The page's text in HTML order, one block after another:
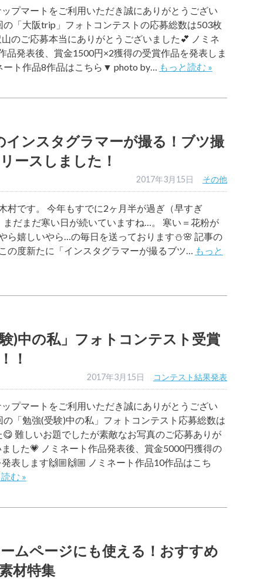
プマートをご利用いただき誠にありがとうござい
の「大阪trip」フォトコンテストの応募総数は503枚
山のご応募本当にありがとうございました💕 ノミネ
品発表後、賞金1500円×2獲得の受賞作品を発表しま
ート作品8作品はこちら▼ photo by… もっと読む »
インスタグラマーが撮る！ブツ撮
ースしました！
2017年3月15日 その他
村です。 今年もすでに2ヶ月半が過ぎ（早すぎ
だまだ寒い日が続いていますね…。 寒い＝花粉が
ら嬉しいやら…の毎日を送っております⛄️🌸 記事の
の度新たに「インスタグラマーが撮るブツ… もっと
)中の私」フォトコンテスト受賞
！
2017年3月15日 コンテスト結果発表
プマートをご利用いただき誠にありがとうござい
の「勉強(受験)中の私」フォトコンテスト応募総数は
難しいお題でしたが素敵なお写真のご応募ありが
した💗 ノミネート作品発表後、賞金5000円獲得の
表します🙌🏼🙌🏼 ノミネート作品10作品はこち
む »
ムページにも使える！おすすめ
材特集